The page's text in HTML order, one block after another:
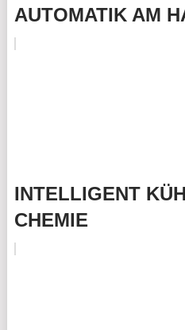
AUTOMATIK AM
INTELLIGENT
CHEMIE